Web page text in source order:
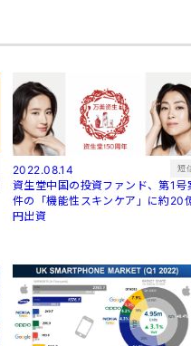
2022.08.14 短
資生堂中国の投資ファンド、第1号
件の「機能性スキンケア」に約20
円出資